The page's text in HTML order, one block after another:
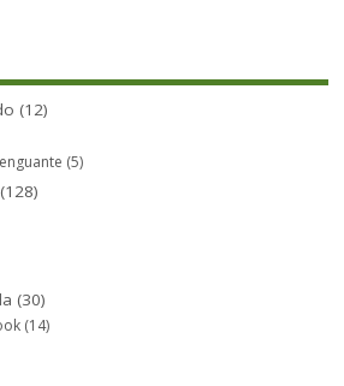
(12)
(5)
(128)
(30)
(14)